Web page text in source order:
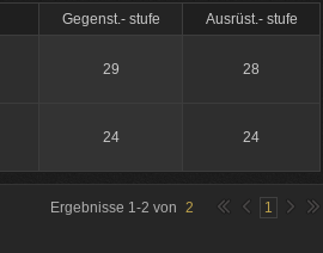
Gegenst.- stufe Ausrüst.- stufe
29 28
24 24
Ergebnisse 1-2 von 2 1